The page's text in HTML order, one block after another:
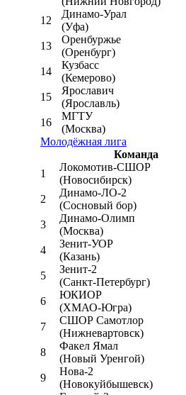
12
Динамо-Урал
(Уфа)
13
Оренбуржье
(Оренбург)
14
Кузбасс
(Кемерово)
15
Ярославич
(Ярославль)
16
МГТУ
(Москва)
Молодёжная лига
Команда
1
Локомотив-CШОР
(Новосибирск)
2
Динамо-ЛО-2
(Сосновый бор)
3
Динамо-Олимп
(Москва)
4
Зенит-УОР
(Казань)
5
Зенит-2
(Санкт-Петербург)
6
ЮКИОР
(ХМАО-Югра)
7
СШОР Самотлор
(Нижневартовск)
8
Факел Ямал
(Новый Уренгой)
9
Нова-2
(Новокуйбышевск)